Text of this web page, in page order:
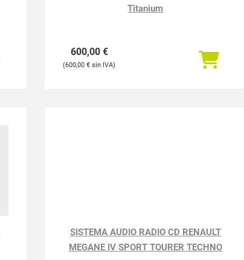
Titanium
600,00 €
600,00€
121,00€